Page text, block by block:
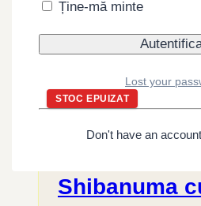
360,00lei
STOC EPUIZAT
Shibanuma
Ține-mă minte
Lost your
Don't have an